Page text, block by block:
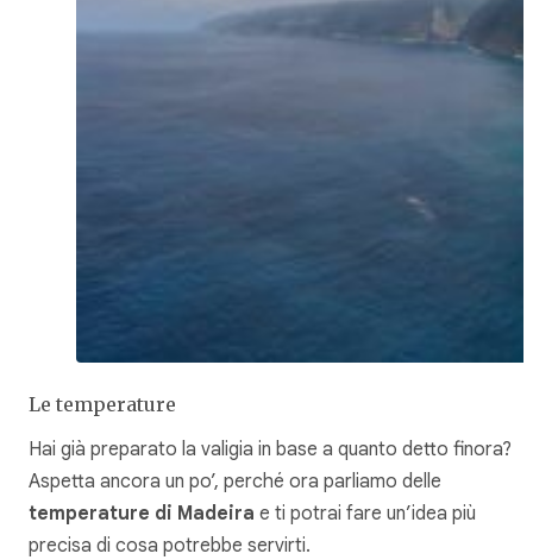
Le temperature
Hai già preparato la valigia in base a quanto detto finora?
Aspetta ancora un po’, perché ora parliamo delle
temperature di Madeira e ti potrai fare un’idea più
precisa di cosa potrebbe servirti.